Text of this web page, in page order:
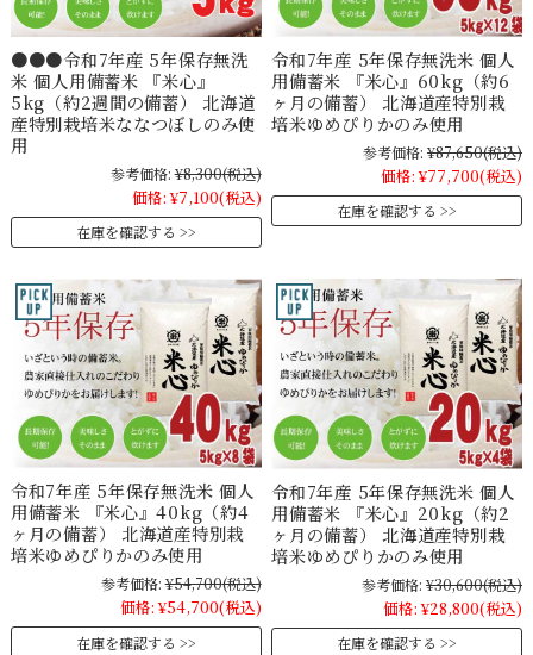
●●●令和7年産 5年保存無洗
米 個人用備蓄米 『米心』
5kg（約2週間の備蓄） 北海道
産特別栽培米ななつぼしのみ使
用
参考価格: ¥8,300(税込)
価格:¥7,100(税込)
在庫を確認する
令和7年産 5年保存無洗米 個人
用備蓄米 『米心』60kg（約6
ヶ月の備蓄） 北海道産特別栽
培米ゆめぴりかのみ使用
参考価格: ¥87,650(税込)
価格: ¥77,700(税込)
在庫を確認する
令和7年産 5年保存無洗米 個人
用備蓄米 『米心』40kg（約4
ヶ月の備蓄） 北海道産特別栽
培米ゆめぴりかのみ使用
参考価格: ¥54,700(税込)
価格:¥54,700(税込)
在庫を確認する
令和7年産 5年保存無洗米 個人
用備蓄米 『米心』20kg（約2
ヶ月の備蓄） 北海道産特別栽
培米ゆめぴりかのみ使用
参考価格: ¥30,600(税込)
価格: ¥28,800(税込)
在庫を確認する